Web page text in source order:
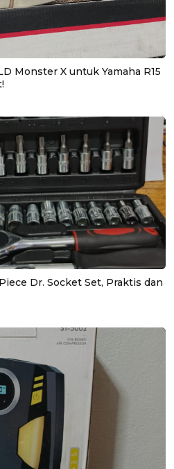
Monster X untuk Yamaha R15
Dr. Socket Set, Praktis dan